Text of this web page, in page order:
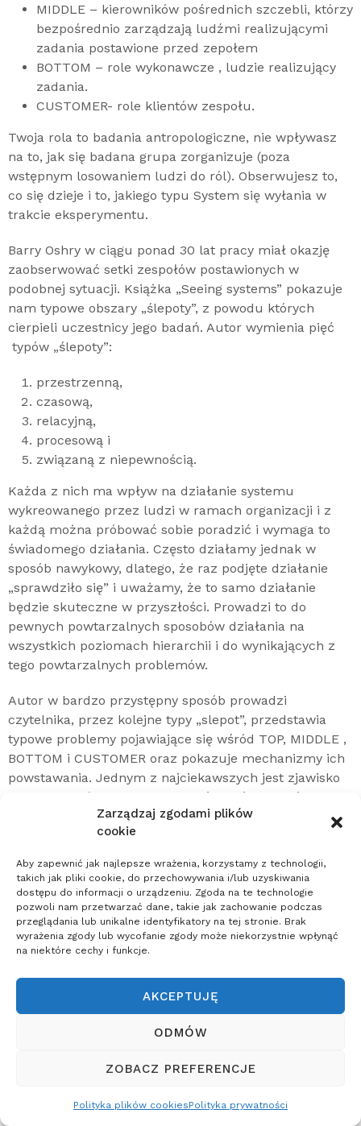
Zarządzaj zgodami plików
cookie
Aby zapewnić jak najlepsze wrażenia, korzystamy z technologii,
takich jak pliki cookie, do przechowywania i/lub uzyskiwania
dostępu do informacji o urządzeniu. Zgoda na te technologie
pozwoli nam przetwarzać dane, takie jak zachowanie podczas
przeglądania lub unikalne identyfikatory na tej stronie. Brak
wyrażenia zgody lub wycofanie zgody może niekorzystnie wpłynąć
na niektóre cechy i funkcje.
AKCEPTUJĘ
ODMÓW
ZOBACZ PREFERENCJE
Polityka plików cookiesPolityka prywatności
MIDDLE – kierowników pośrednich szczebli, którzy
bezpośrednio zarządzają ludźmi realizującymi
zadania postawione przed zepołem
BOTTOM – role wykonawcze , ludzie realizujący
zadania.
CUSTOMER- role klientów zespołu.
Twoja rola to badania antropologiczne, nie wpływasz
na to, jak się badana grupa zorganizuje (poza
wstępnym losowaniem ludzi do ról). Obserwujesz to,
co się dzieje i to, jakiego typu System się wyłania w
trakcie eksperymentu.
Barry Oshry w ciągu ponad 30 lat pracy miał okazję
zaobserwować setki zespołów postawionych w
podobnej sytuacji. Książka „Seeing systems” pokazuje
nam typowe obszary „ślepoty”, z powodu których
cierpieli uczestnicy jego badań. Autor wymienia pięć
typów „ślepoty”:
przestrzenną,
czasową,
relacyjną,
procesową i
związaną z niepewnością.
Każda z nich ma wpływ na działanie systemu
wykreowanego przez ludzi w ramach organizacji i z
każdą można próbować sobie poradzić i wymaga to
świadomego działania. Często działamy jednak w
sposób nawykowy, dlatego, że raz podjęte działanie
„sprawdziło się” i uważamy, że to samo działanie
będzie skuteczne w przyszłości. Prowadzi to do
pewnych powtarzalnych sposobów działania na
wszystkich poziomach hierarchii i do wynikających z
tego powtarzalnych problemów.
Autor w bardzo przystępny sposób prowadzi
czytelnika, przez kolejne typy „slepot”, przedstawia
typowe problemy pojawiające się wśród TOP, MIDDLE ,
BOTTOM i CUSTOMER oraz pokazuje mechanizmy ich
powstawania. Jednym z najciekawszych jest zjawisko
zasysania pełni odpowiedzialności, które w końcu,
zawsze prowadzi do kłopotów. Więcej szczegółów w
10. P. R. Madson,Improv
Wisdom- don’t prepare ,
just show up